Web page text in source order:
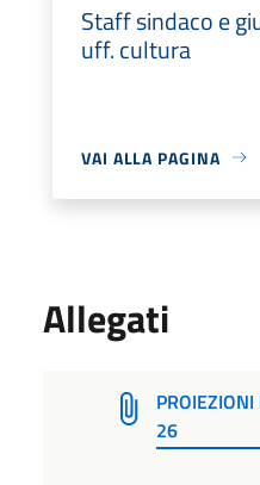
Staff sindaco e
uff. cultura
VAI ALLA PAGINA
Allegati
26